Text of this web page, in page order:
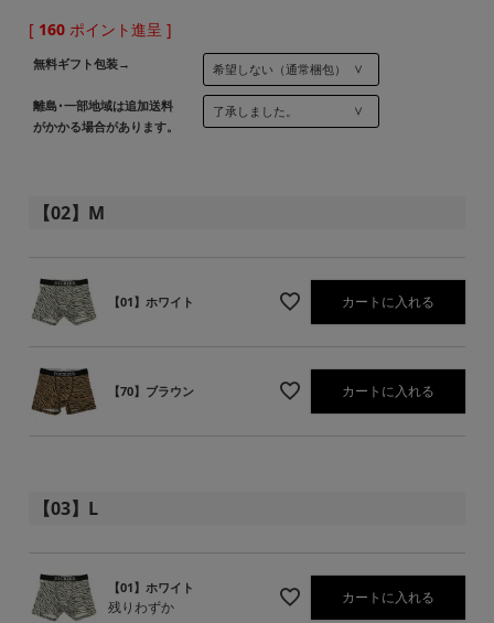
[ 160 ポイント進呈 ]
無料ギフト包装→
離島･一部地域は追加送料
がかかる場合があります。
【02】M
【01】ホワイト カートに入れる
【70】ブラウン カートに入れる
【03】L
【01】ホワイト
残りわずか
カートに入れる